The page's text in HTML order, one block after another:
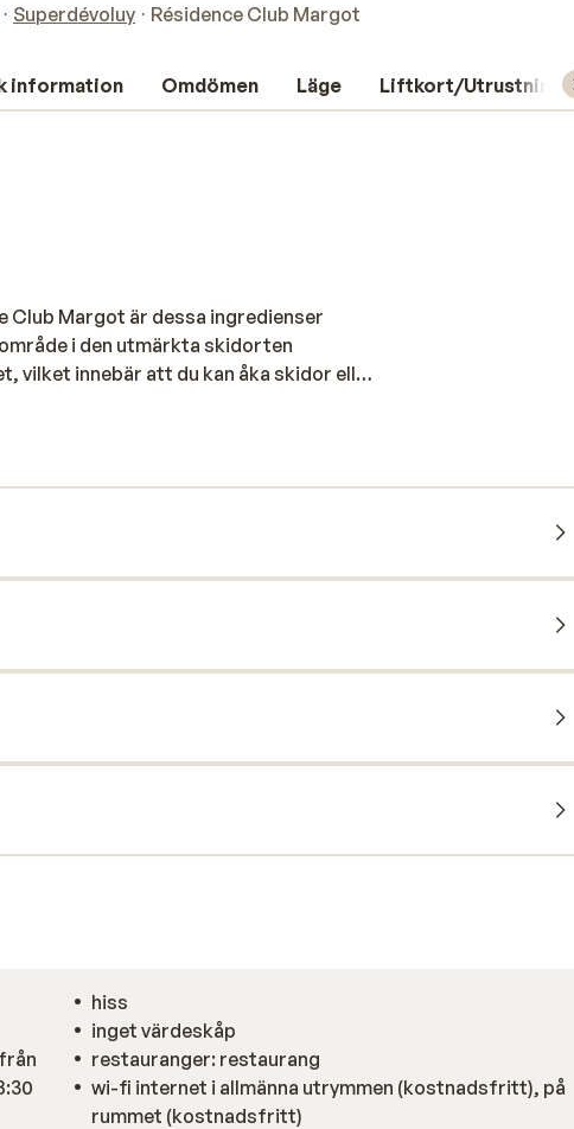
Superdévoluy Résidence Club Margot
information Omdömen Läge Liftkort/Utrustning/
Club Margot är dessa ingredienser
i den utmärkta skidorten
vilket innebär att du kan åka skidor eller
vill missa något av det som händer i
och restauranger. Detta boende har
hållbarhet. Detta innebär att
90 kriterier som fastställts av
metoder är föremål för
information, fråga på plats och se hur
hiss
inget värdeskåp
restauranger: restaurang
wi-fi internet i allmänna utrymmen (kostnadsfritt), på
rummet (kostnadsfritt)